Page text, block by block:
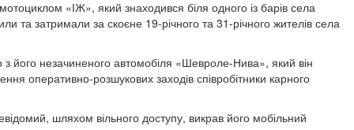
«ІЖ», який знаходився біля одного із барів села
та затримали за скоєне 19-річного та 31-річного жителів села
з його незачиненого автомобіля «Шевроле-Нива», який він
оперативно-розшукових заходів співробітники карного
шляхом вільного доступу, викрав його мобільний